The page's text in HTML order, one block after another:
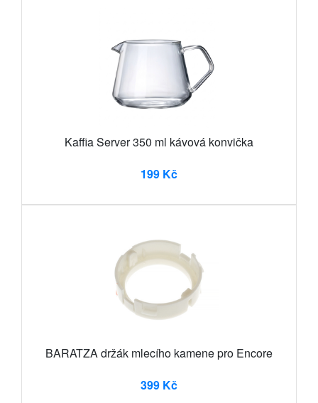
Kaffia Server 350 ml kávová konvička
199 Kč
BARATZA držák mlecího kamene pro Encore
399 Kč